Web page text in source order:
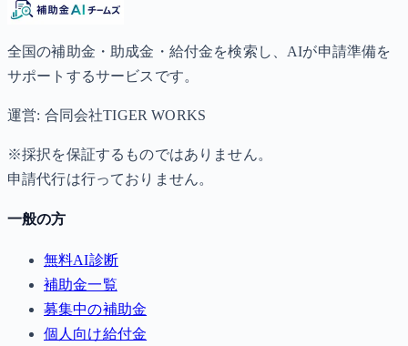
全国の補助金・助成金・給付金を検索し、AIが申請準備を
サポートするサービスです。
運営: 合同会社TIGER WORKS
※採択を保証するものではありません。
申請代行は行っておりません。
一般の方
無料AI診断
補助金一覧
募集中の補助金
個人向け給付金